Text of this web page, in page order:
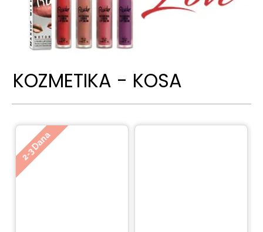
KOZMETIKA - KOSA
2-3 Dana